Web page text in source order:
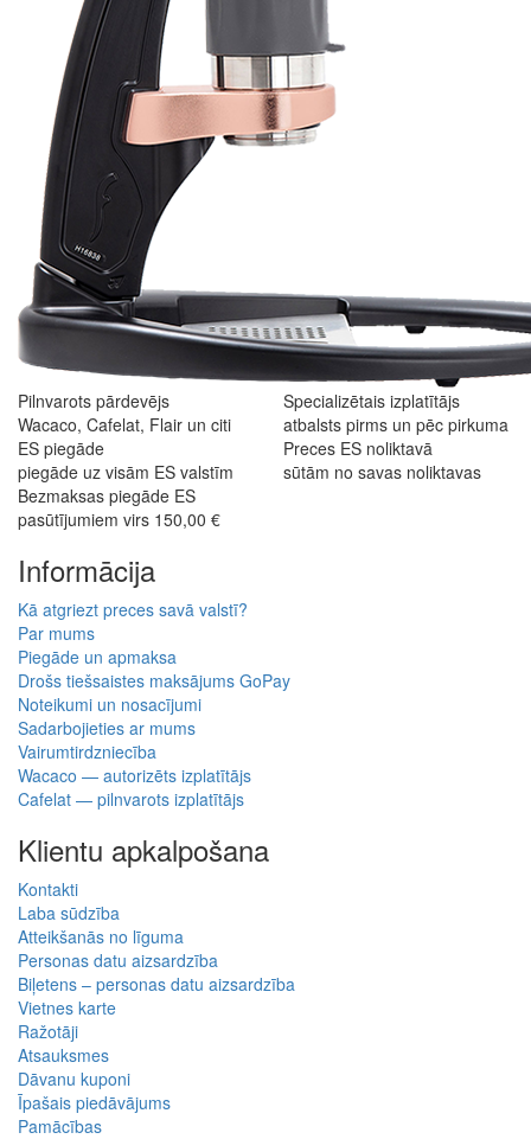
Pilnvarots pārdevējs
Wacaco, Cafelat, Flair un citi
Specializētais izplatītājs
atbalsts pirms un pēc pirkuma
ES piegāde
piegāde uz visām ES valstīm
Preces ES noliktavā
sūtām no savas noliktavas
Bezmaksas piegāde ES
pasūtījumiem virs 150,00 €
Informācija
Kā atgriezt preces savā valstī?
Par mums
Piegāde un apmaksa
Drošs tiešsaistes maksājums GoPay
Noteikumi un nosacījumi
Sadarbojieties ar mums
Vairumtirdzniecība
Wacaco — autorizēts izplatītājs
Cafelat — pilnvarots izplatītājs
Klientu apkalpošana
Kontakti
Laba sūdzība
Atteikšanās no līguma
Personas datu aizsardzība
Biļetens – personas datu aizsardzība
Vietnes karte
Ražotāji
Atsauksmes
Dāvanu kuponi
Īpašais piedāvājums
Pamācības